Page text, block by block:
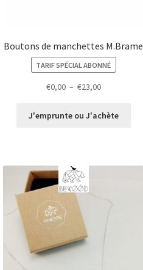
Boutons de manchettes M.Brame
TARIF SPÉCIAL ABONNÉ
€0,00 – €23,00Plage
prix :
J'emprunte ou J'achète